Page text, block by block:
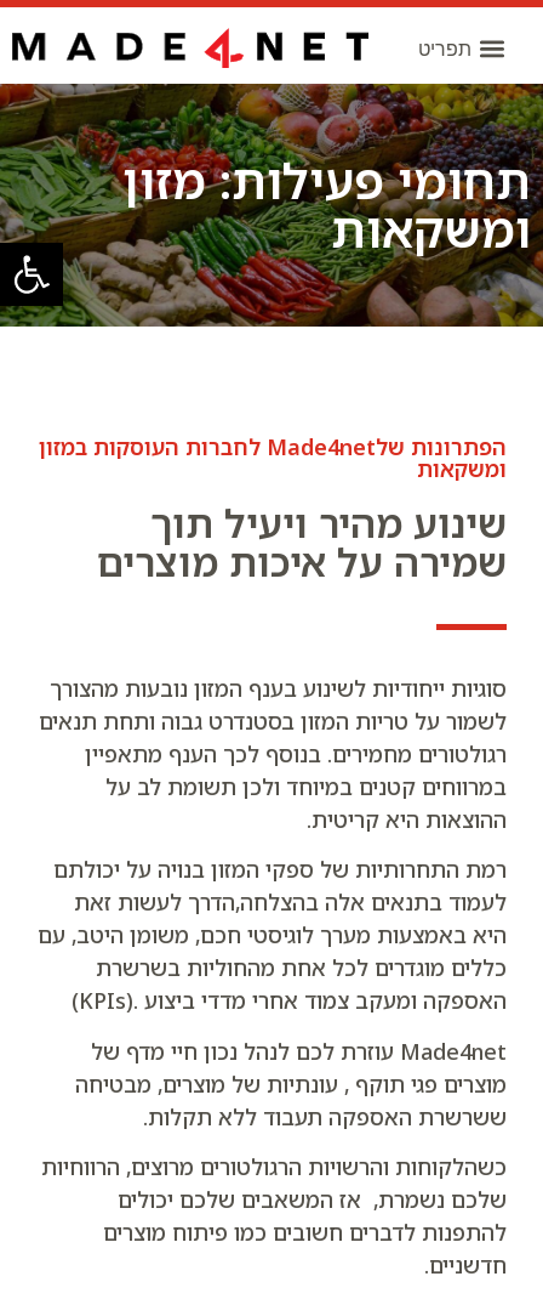
פתח
תחומי פעילות: מזון
ומשקאות
הפתרונות שלMade4net לחברות העוסקות במזון
ומשקאות
שינוע מהיר ויעיל תוך
שמירה על איכות מוצרים
סוגיות ייחודיות לשינוע בענף המזון נובעות מהצורך
לשמור על טריות המזון בסטנדרט גבוה ותחת תנאים
רגולטורים מחמירים. בנוסף לכך הענף מתאפיין
במרווחים קטנים במיוחד ולכן תשומת לב על
ההוצאות היא קריטית.
רמת התחרותיות של ספקי המזון בנויה על יכולתם
לעמוד בתנאים אלה בהצלחה,הדרך לעשות זאת
היא באמצעות מערך לוגיסטי חכם, משומן היטב, עם
כללים מוגדרים לכל אחת מהחוליות בשרשרת
האספקה ומעקב צמוד אחרי מדדי ביצוע .(KPIs)
Made4net עוזרת לכם לנהל נכון חיי מדף של
מוצרים פגי תוקף , עונתיות של מוצרים, מבטיחה
ששרשרת האספקה תעבוד ללא תקלות.
כשהלקוחות והרשויות הרגולטורים מרוצים, הרווחיות
שלכם נשמרת, אז המשאבים שלכם יכולים
להתפנות לדברים חשובים כמו פיתוח מוצרים
חדשניים.